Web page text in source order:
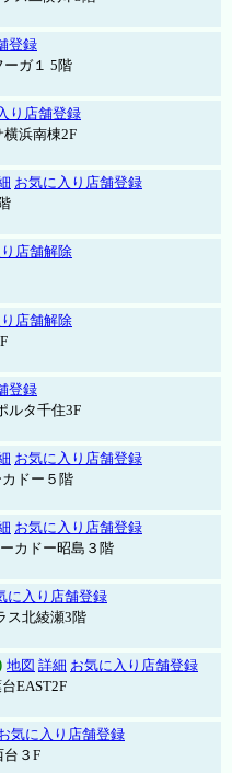
登録
ーガ１ 5階
り店舗登録
浜南棟2F
お気に入り店舗登録
店舗解除
店舗解除
登録
ルタ千住3F
お気に入り店舗登録
ドー５階
お気に入り店舗登録
カドー昭島３階
に入り店舗登録
ス北綾瀬3階
地図 詳細 お気に入り店舗登録
EAST2F
気に入り店舗登録
３F